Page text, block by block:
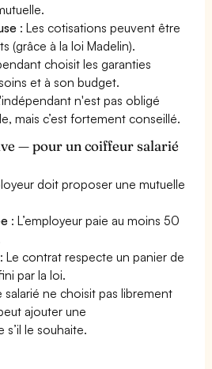
: Les cotisations peuvent être
(grâce à la loi Madelin).
choisit les garanties
et à son budget.
n'est pas obligé
mais c’est fortement conseillé.
— pour un coiffeur salarié
doit proposer une mutuelle
: L’employeur paie au moins 50
: Le contrat respecte un panier de
par la loi.
salarié ne choisit pas librement
ajouter une
s’il le souhaite.